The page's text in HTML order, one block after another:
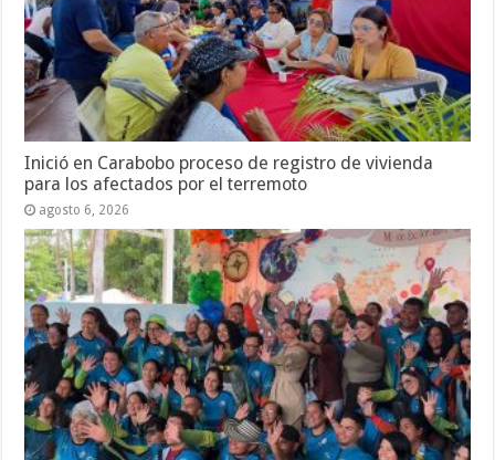
Inició en Carabobo proceso de registro de vivienda
para los afectados por el terremoto
agosto 6, 2026